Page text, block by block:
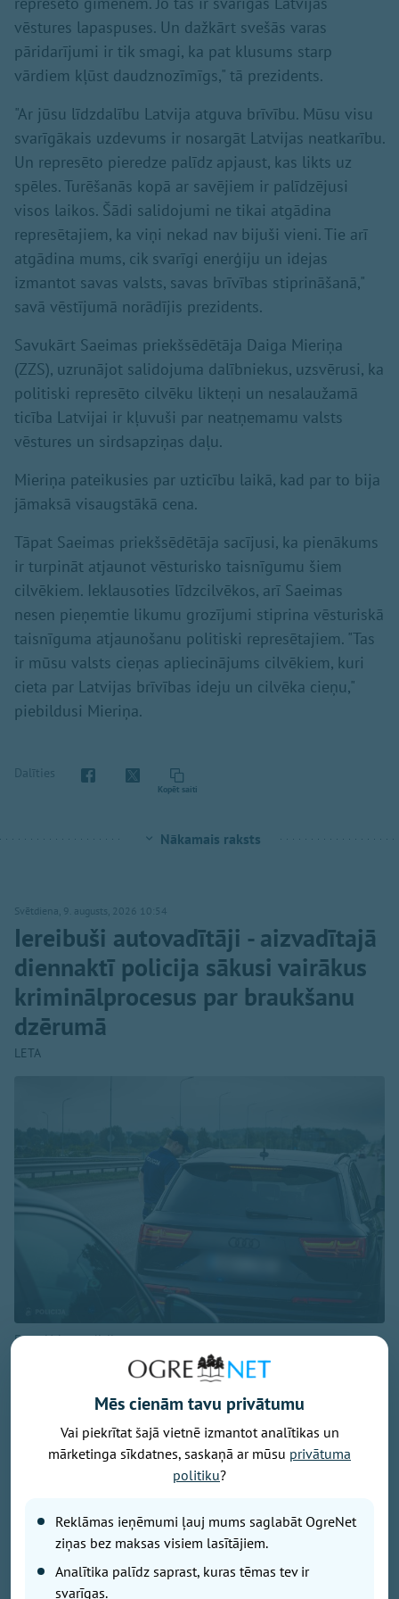
vēstures lapaspuses. Un dažkārt svešās varas
pāridarījumi ir tik smagi, ka pat klusums starp
vārdiem kļūst daudznozīmīgs," tā prezidents.
"Ar jūsu līdzdalību Latvija atguva brīvību. Mūsu visu
svarīgākais uzdevums ir nosargāt Latvijas neatkarību.
Un represēto pieredze palīdz apjaust, kas likts uz
spēles. Turēšanās kopā ar savējiem ir palīdzējusi
visos laikos. Šādi salidojumi ne tikai atgādina
represētajiem, ka viņi nekad nav bijuši vieni. Tie arī
atgādina mums, cik svarīgi enerģiju un idejas
izmantot savas valsts, savas brīvības stiprināšanā,"
savā vēstījumā norādījis prezidents.
Savukārt Saeimas priekšsēdētāja Daiga Mieriņa
(ZZS), uzrunājot salidojuma dalībniekus, uzsvērusi, ka
politiski represēto cilvēku likteņi un nesalaužamā
ticība Latvijai ir kļuvuši par neatņemamu valsts
vēstures un sirdsapziņas daļu.
Mieriņa pateikusies par uzticību laikā, kad par to bija
jāmaksā visaugstākā cena.
Tāpat Saeimas priekšsēdētāja sacījusi, ka pienākums
ir turpināt atjaunot vēsturisko taisnīgumu šiem
cilvēkiem. Ieklausoties līdzcilvēkos, arī Saeimas
nesen pieņemtie likumu grozījumi stiprina vēsturiskā
taisnīguma atjaunošanu politiski represētajiem. "Tas
ir mūsu valsts cieņas apliecinājums cilvēkiem, kuri
cieta par Latvijas brīvības ideju un cilvēka cieņu,"
piebildusi Mieriņa.
Dalīties
Kopēt saiti
Nākamais raksts
Svētdiena, 9. augusts, 2026 10:54
Iereibuši autovadītāji - aizvadītajā
diennaktī policija sākusi vairākus
kriminālprocesus par braukšanu
dzērumā
LETA
Foto: Valsts policija
Aizvadītajā diennaktī Latvijā uz ceļiem pieķerti 14
stipri iereibuši un viens vadītājs narkotisko vielu
ietekmē, informēja Valsts policija.
Par transportlīdzekļa vadīšanu alkohola reibumā
pa vienam Vidzemē, Latgalē un Rīgas reģionā.
Vēl 14 vadītāji bijuši reibumā, kas pārsniedz pusotru
promili, un šajos gadījumos sākti kriminālprocesi.
Mēs cienām tavu privātumu
Vai piekrītat šajā vietnē izmantot analītikas un
mārketinga sīkdatnes, saskaņā ar mūsu privātuma
politiku?
Reklāmas ieņēmumi ļauj mums saglabāt OgreNet
ziņas bez maksas visiem lasītājiem.
Analītika palīdz saprast, kuras tēmas tev ir
svarīgas.